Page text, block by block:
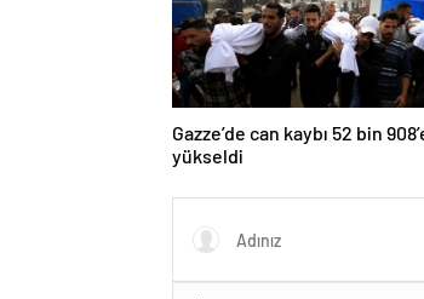
Gazze’de can kaybı 52 bin
yükseldi